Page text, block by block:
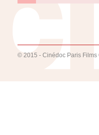
© 2015 - Cinédoc Paris Films